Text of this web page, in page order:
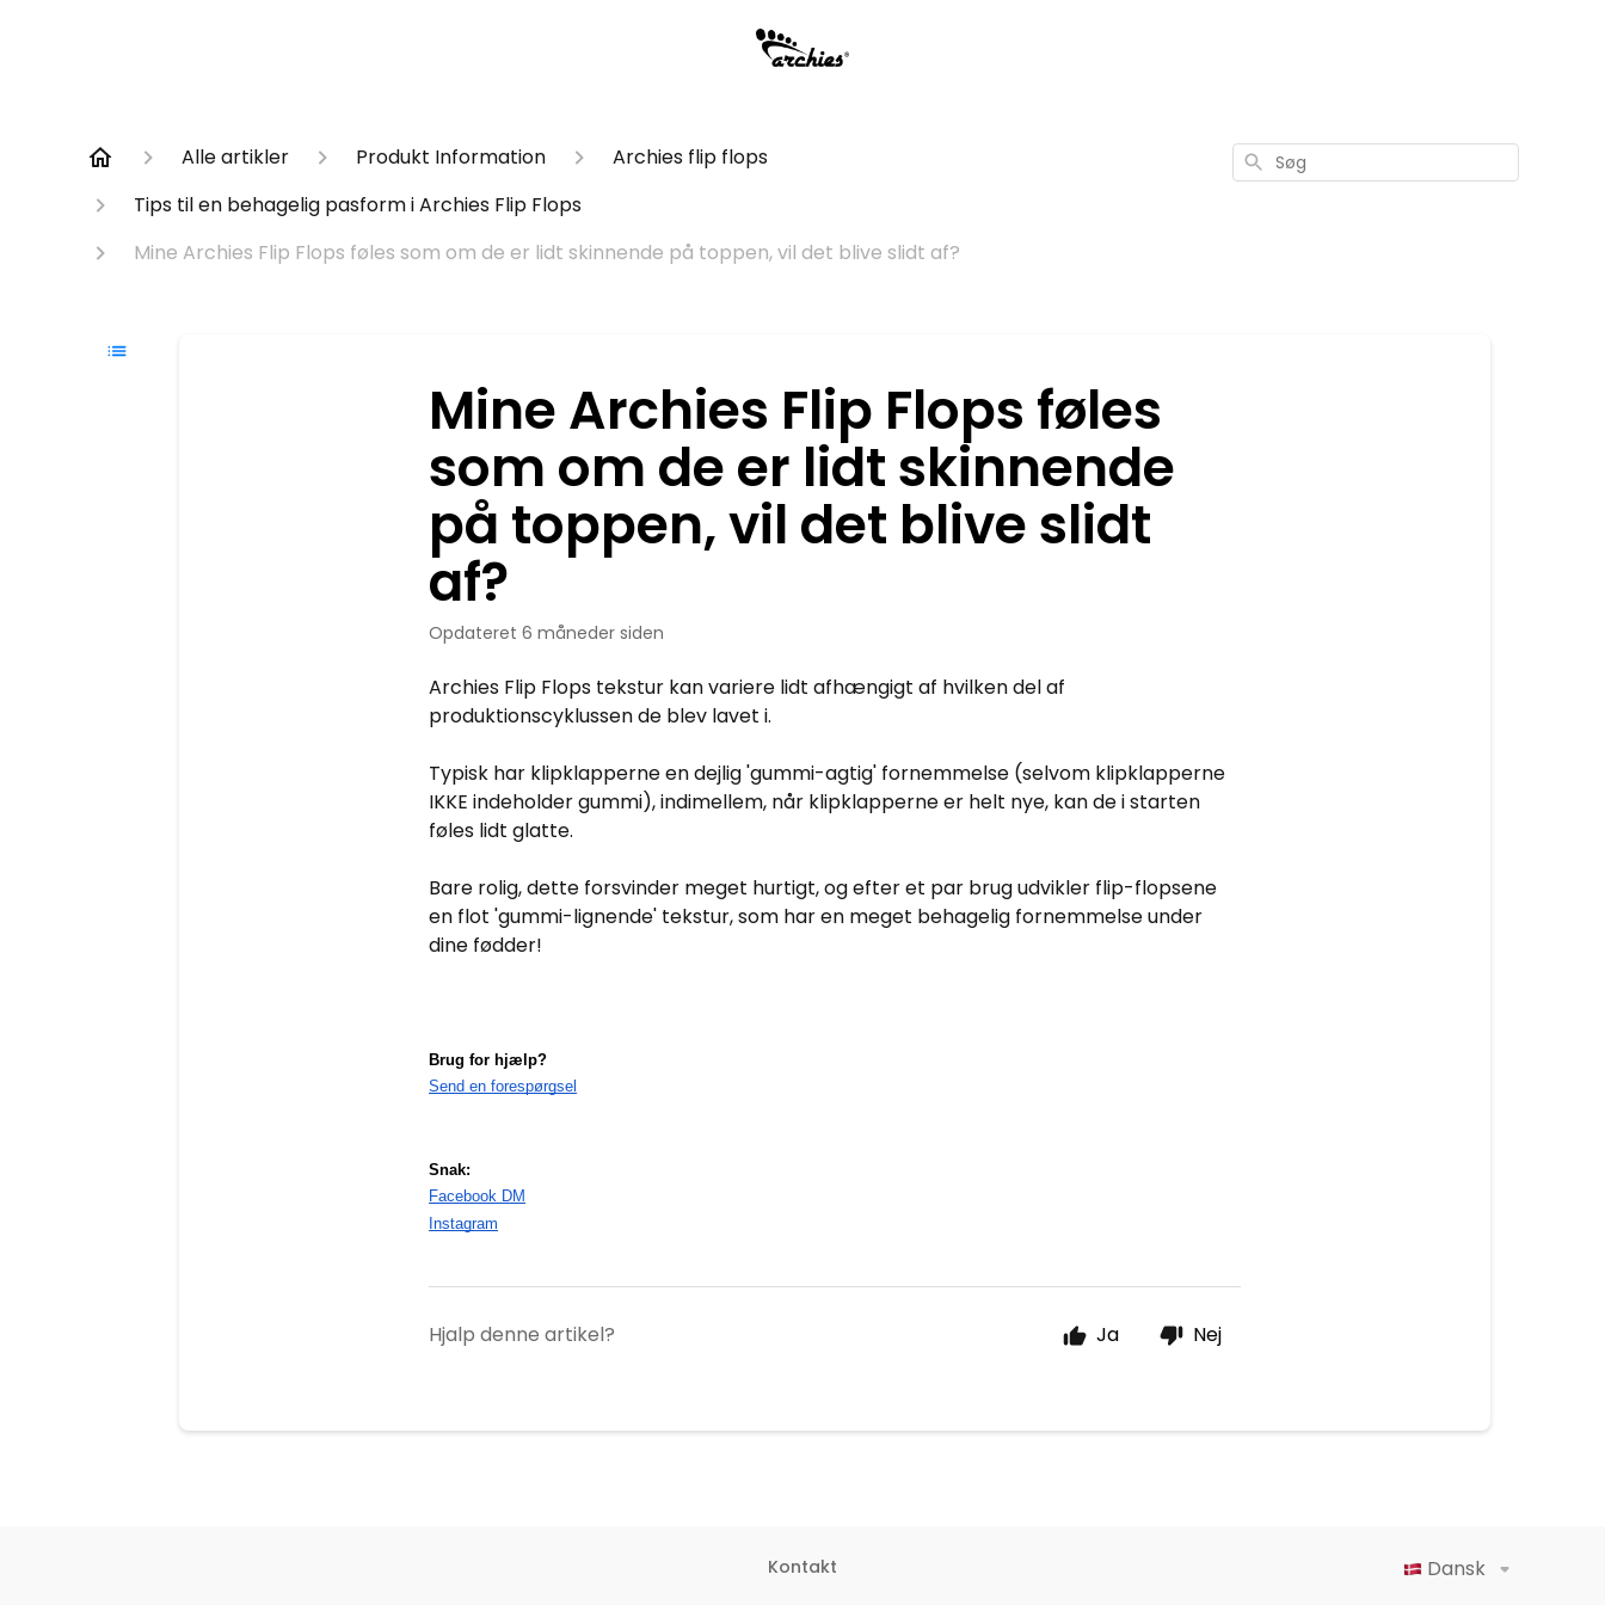
Alle artikler Produkt Information
Archies flip flops
Tips til en behagelig pasform i Archies Flip Flops
Mine Archies Flip Flops føles som om de er lidt skinnende på toppen, vil det blive slidt af?
Søg
Mine Archies Flip Flops føles
som om de er lidt skinnende
på toppen, vil det blive slidt
af?
Opdateret 6 måneder siden
Archies Flip Flops tekstur kan variere lidt afhængigt af hvilken del af
produktionscyklussen de blev lavet i.
Typisk har klipklapperne en dejlig 'gummi-agtig' fornemmelse (selvom klipklapperne
IKKE indeholder gummi), indimellem, når klipklapperne er helt nye, kan de i starten
føles lidt glatte.
Bare rolig, dette forsvinder meget hurtigt, og efter et par brug udvikler flip-flopsene
en flot 'gummi-lignende' tekstur, som har en meget behagelig fornemmelse under
dine fødder!
Brug for hjælp?
Send en forespørgsel
Snak:
Facebook DM
Instagram
Hjalp denne artikel? Ja Nej
Kontakt Dansk